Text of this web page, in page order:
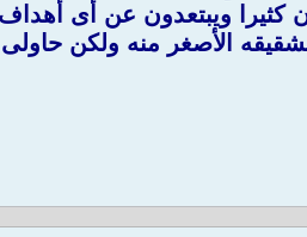
ويبتعدون عن أى أهداف
بشقيقه الأصغر منه ولكن